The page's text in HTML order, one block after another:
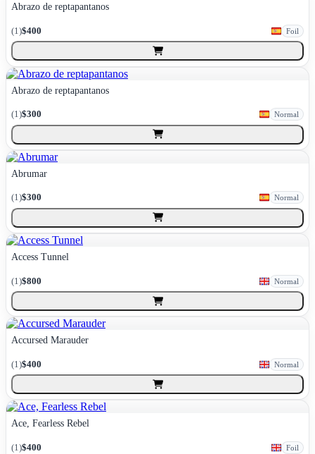
Abrazo de reptapantanos
(1)$400 Foil
Abrazo de reptapantanos
(1)$300 Normal
Abrumar
(1)$300 Normal
Access Tunnel
(1)$800 Normal
Accursed Marauder
(1)$400 Normal
Ace, Fearless Rebel
(1)$400 Foil